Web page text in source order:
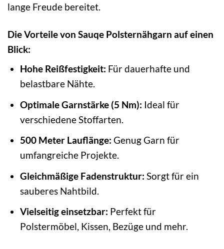
lange Freude bereitet.
Die Vorteile von Sauqe Polsternähgarn auf einen
Blick:
Hohe Reißfestigkeit: Für dauerhafte und
belastbare Nähte.
Optimale Garnstärke (5 Nm): Ideal für
verschiedene Stoffarten.
500 Meter Lauflänge: Genug Garn für
umfangreiche Projekte.
Gleichmäßige Fadenstruktur: Sorgt für ein
sauberes Nahtbild.
Vielseitig einsetzbar: Perfekt für
Polstermöbel, Kissen, Bezüge und mehr.